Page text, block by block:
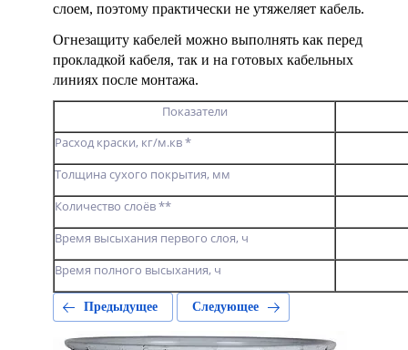
слоем, поэтому практически не утяжеляет кабель.
Огнезащиту кабелей можно выполнять как перед
прокладкой кабеля, так и на готовых кабельных
линиях после монтажа.
Показатели
Расход краски, кг/м.кв *
Толщина сухого покрытия, мм
Количество слоёв **
Время высыхания первого слоя, ч
Время полного высыхания, ч
Предыдущее Следующее